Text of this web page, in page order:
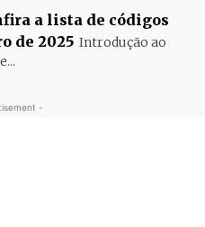
a lista de códigos
de 2025 Introdução ao
-